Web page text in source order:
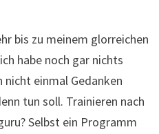
bis zu meinem glorreichen
habe noch gar nichts
nicht einmal Gedanken
tun soll. Trainieren nach
Selbst ein Programm